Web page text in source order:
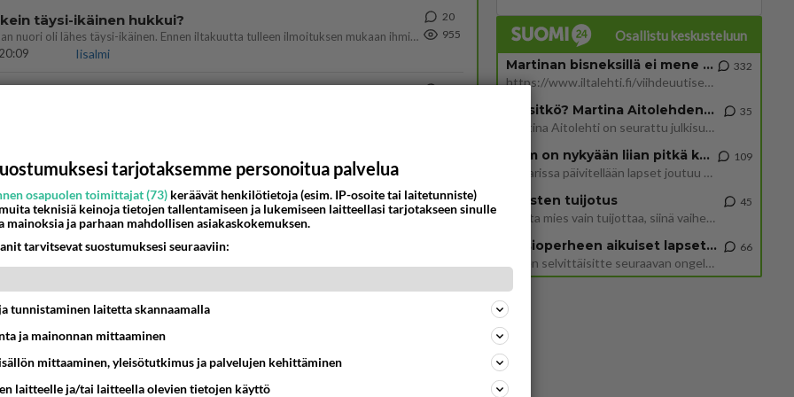
täysi-ikäinen hukkui?
Poliisin mukaan nuori oli lähes täysi-ikäinen. Ennen iltakuutta tulleen ilmoituksen mukaan ihminen oli joutunut mahdoll
Iisalmi
20
955
503
Ikävä
Ikävä
pakkaus
Ikävä
vielä minusta?
Osallistu keskusteluun
Martinan bisneksillä ei mene hyvin
https://www.iltalehti.fi/viihdeuutiset/a/c46da6ab-340f-4790-aaa7-0865eed2336 Yrityksen konkurssihakemus on tullut kärä
332
Tiesitkö? Martina Aitolehden isäpuoli on tämä suosittu laulaja
Martina Aitolehti on seurattu julkisuuden henkilö. Lähipiiriin mahtuu muitakin tunnettuja henkilöitä. Tiesitkö, että Ma
35
2 km on nykyään liian pitkä koulumatka
Hesarissa päivitellään lapset joutuu nyt kulkemaan 2 km kouluun jösses. Ruostefillarilla tuo matka menee vaikka miten äk
109
Miesten tuijotus
Mutta mies vain tuijottaa, siinä vaiheessa käännän itse pään pois. Mikä juttu? Yleensä jos joku tuijottaa tai katsoo, hä
45
Uusioperheen aikuiset lapset tyhjentää jääkaapin käydessään
Miten selvittäisitte seuraavan ongelman, meillä on uusioperhe, minulla teini-ikäiset lapset ja puolisolla aikuiset, jotk
66
tarjotaksemme personoitua palvelua
osapuolen toimittajat (73) keräävät henkilötietoja (esim. IP-osoite tai laitetunniste)
teknisiä keinoja tietojen tallentamiseen ja lukemiseen laitteellasi tarjotakseen sinulle
ja parhaan mahdollisen asiakaskokemuksen.
tarvitsevat suostumuksesi seuraaviin:
tunnistaminen laitetta skannaamalla
ja mainonnan mittaaminen
mittaaminen, yleisötutkimus ja palvelujen kehittäminen
laitteelle ja/tai laitteella olevien tietojen käyttö